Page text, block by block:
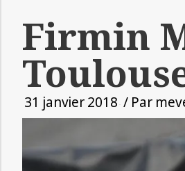
Firmin
31 janvier 2018 / Par